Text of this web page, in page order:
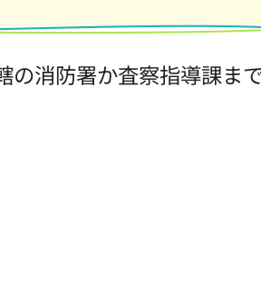
消防署か査察指導課ま